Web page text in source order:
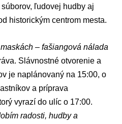
ľudovej hudby aj
historickým centrom mesta.
– fašiangová nálada
Slávnostné otvorenie a
je naplánovaný na 15:00, o
a príprava
vyrazí do ulíc o 17:00.
radosti, hudby a